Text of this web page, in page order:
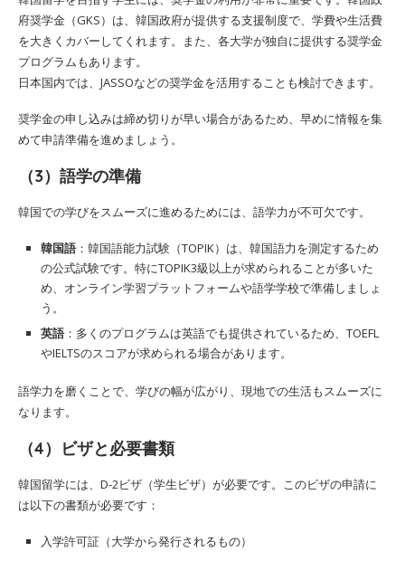
府奨学金（GKS）は、韓国政府が提供する支援制度で、学費や生活費
を大きくカバーしてくれます。また、各大学が独自に提供する奨学金
プログラムもあります。
日本国内では、JASSOなどの奨学金を活用することも検討できます。
奨学金の申し込みは締め切りが早い場合があるため、早めに情報を集
めて申請準備を進めましょう。
（3）語学の準備
韓国での学びをスムーズに進めるためには、語学力が不可欠です。
韓国語：韓国語能力試験（TOPIK）は、韓国語力を測定するため
の公式試験です。特にTOPIK3級以上が求められることが多いた
め、オンライン学習プラットフォームや語学学校で準備しましょ
う。
英語：多くのプログラムは英語でも提供されているため、TOEFL
やIELTSのスコアが求められる場合があります。
語学力を磨くことで、学びの幅が広がり、現地での生活もスムーズに
なります。
（4）ビザと必要書類
韓国留学には、D-2ビザ（学生ビザ）が必要です。このビザの申請に
は以下の書類が必要です：
入学許可証（大学から発行されるもの）